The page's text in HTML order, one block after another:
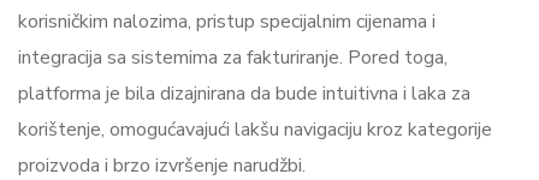
korisničkim nalozima, pristup specijalnim cijenama i
integracija sa sistemima za fakturiranje. Pored toga,
platforma je bila dizajnirana da bude intuitivna i laka za
korištenje, omogućavajući lakšu navigaciju kroz kategorije
proizvoda i brzo izvršenje narudžbi.